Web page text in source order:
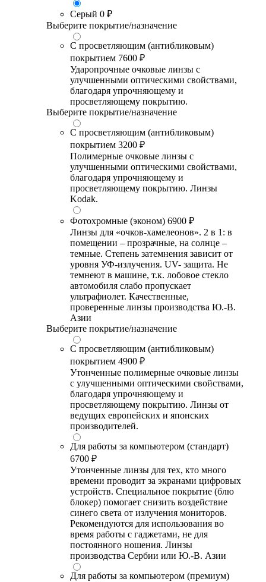
Серый 0 ₽
Выберите покрытие/назначение
С просветляющим (антибликовым)
покрытием 7600 ₽
Ударопрочные очковые линзы с
улучшенными оптическими свойствами,
благодаря упрочняющему и
просветляющему покрытию.
Выберите покрытие/назначение
С просветляющим (антибликовым)
покрытием 3200 ₽
Полимерные очковые линзы с
улучшенными оптическими свойствами,
благодаря упрочняющему и
просветляющему покрытию. Линзы
Kodak.
Фотохромные (эконом) 6900 ₽
Линзы для «очков-хамелеонов». 2 в 1: в
помещении – прозрачные, на солнце –
темные. Степень затемнения зависит от
уровня УФ-излучения. UV- защита. Не
темнеют в машине, т.к. лобовое стекло
автомобиля слабо пропускает
ультрафиолет. Качественные,
проверенные линзы производства Ю.-В.
Азии
Выберите покрытие/назначение
С просветляющим (антибликовым)
покрытием 4900 ₽
Утонченные полимерные очковые линзы
с улучшенными оптическими свойствами,
благодаря упрочняющему и
просветляющему покрытию. Линзы от
ведущих европейских и японских
производителей.
Для работы за компьютером (стандарт)
6700 ₽
Утонченные линзы для тех, кто много
времени проводит за экранами цифровых
устройств. Специальное покрытие (блю
блокер) помогает снизить воздействие
синего света от излучения мониторов.
Рекомендуются для использования во
время работы с гаджетами, не для
постоянного ношения. Линзы
производства Сербии или Ю.-В. Азии
Для работы за компьютером (премиум)